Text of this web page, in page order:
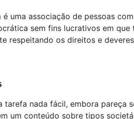
uma associação de pessoas
sem fins lucrativos em
respeitando os direitos e
tarefa nada fácil, embora pareça
um conteúdo sobre tipos